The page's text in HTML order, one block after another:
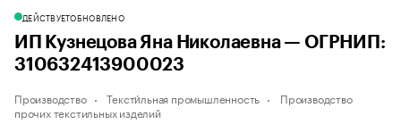
ДЕЙСТВУЕТОБНОВЛЕНО
ИП Кузнецова Яна Николаевна — ОГРНИП:
310632413900023
Производство Тексти́льная промышленность
Производство
прочих текстильных изделий